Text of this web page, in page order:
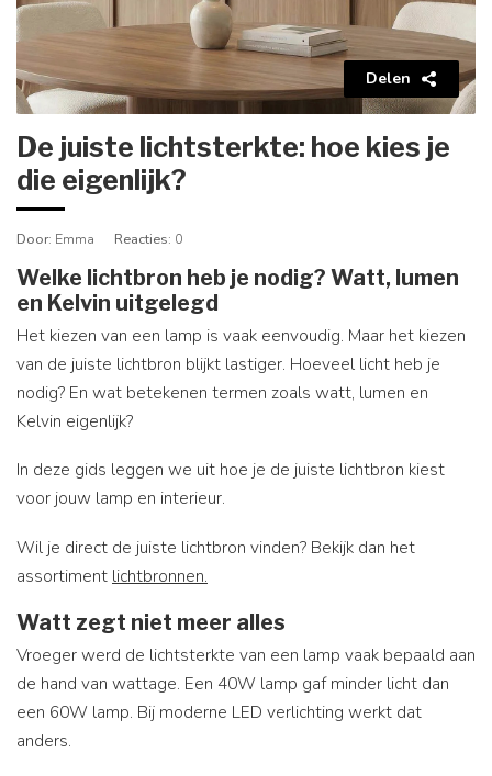
Delen
De juiste lichtsterkte: hoe kies je
die eigenlijk?
Door: Emma Reacties: 0
Welke lichtbron heb je nodig? Watt, lumen
en Kelvin uitgelegd
Het kiezen van een lamp is vaak eenvoudig. Maar het kiezen
van de juiste lichtbron blijkt lastiger. Hoeveel licht heb je
nodig? En wat betekenen termen zoals watt, lumen en
Kelvin eigenlijk?
In deze gids leggen we uit hoe je de juiste lichtbron kiest
voor jouw lamp en interieur.
Wil je direct de juiste lichtbron vinden? Bekijk dan het
assortiment lichtbronnen.
Watt zegt niet meer alles
Vroeger werd de lichtsterkte van een lamp vaak bepaald aan
de hand van wattage. Een 40W lamp gaf minder licht dan
een 60W lamp. Bij moderne LED verlichting werkt dat
anders.